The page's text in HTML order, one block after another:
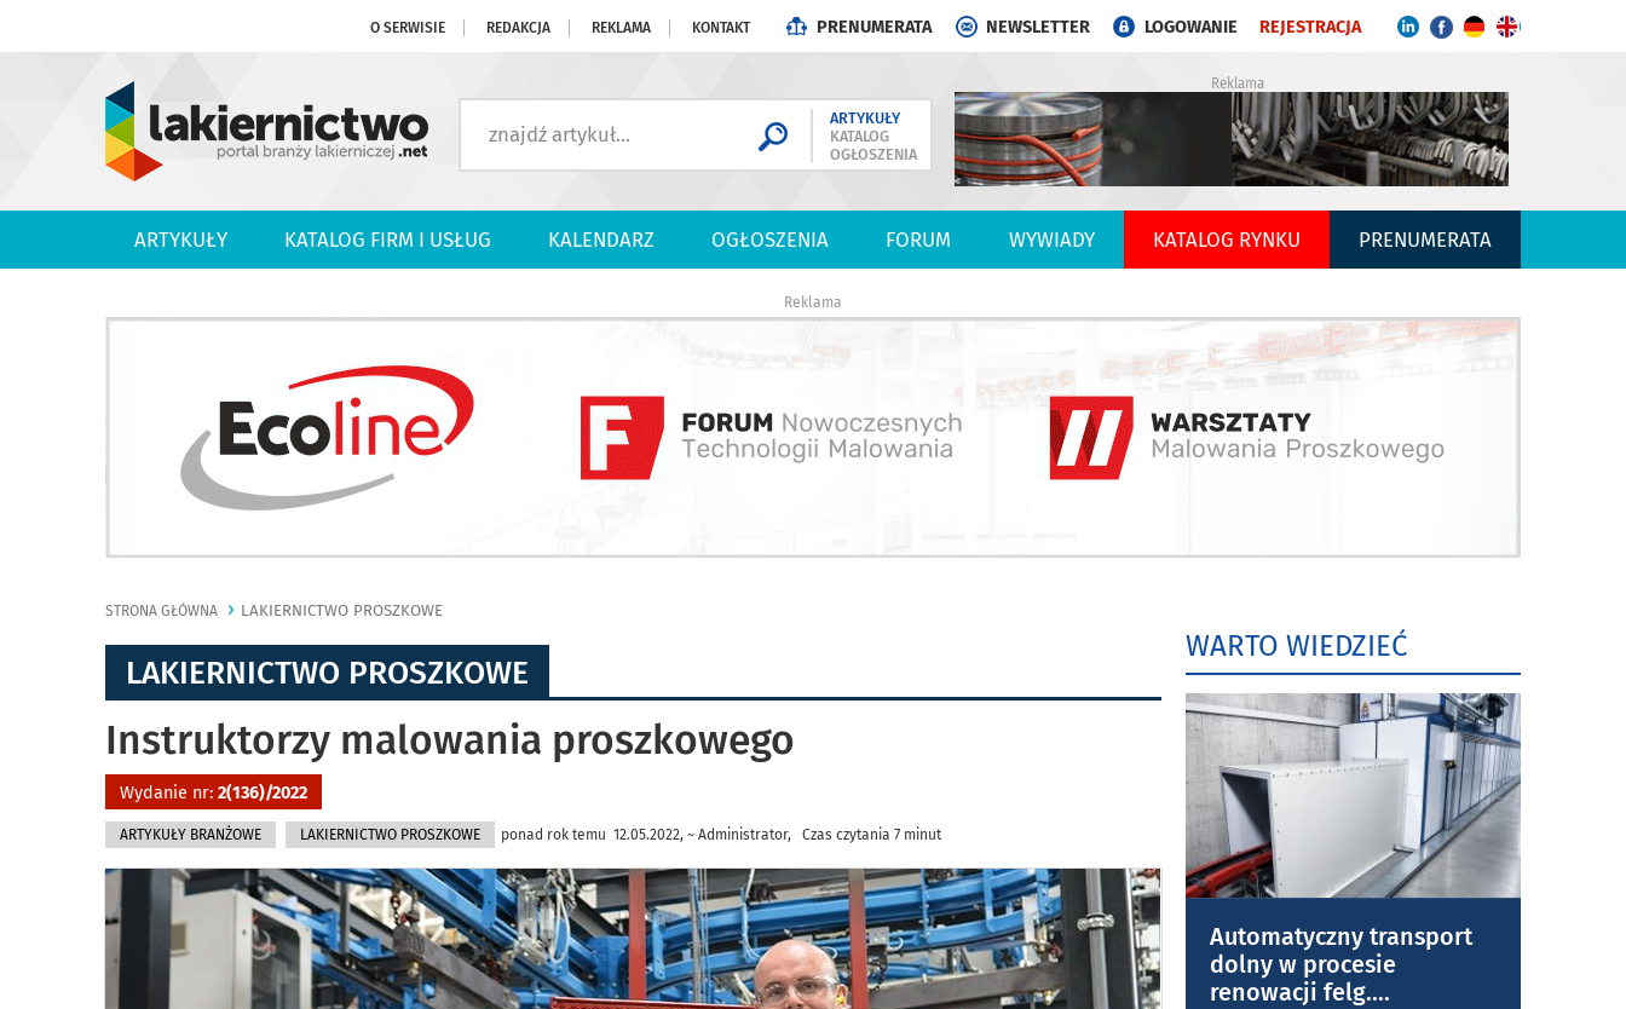
O SERWISIE REDAKCJA REKLAMA KONTAKT PRENUMERATA NEWSLETTER LOGOWANIE REJESTRACJA
ARTYKUŁY
KATALOG
OGŁOSZENIA
Reklama
ARTYKUŁY KATALOG FIRM I USŁUG KALENDARZ OGŁOSZENIA FORUM WYWIADY KATALOG RYNKU PRENUMERATA
Reklama
STRONA GŁÓWNA LAKIERNICTWO PROSZKOWE
LAKIERNICTWO PROSZKOWE
Instruktorzy malowania proszkowego
Wydanie nr: 2(136)/2022
ARTYKUŁY BRANŻOWE LAKIERNICTWO PROSZKOWE ponad rok temu 12.05.2022, ~ Administrator, Czas czytania 7 minut
WARTO WIEDZIEĆ
Automatyczny transport
dolny w procesie
renowacji felg....